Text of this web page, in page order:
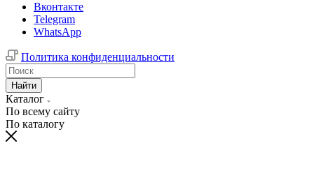
Вконтакте
Telegram
WhatsApp
Политика конфиденциальности
Найти
Каталог
По всему сайту
По каталогу